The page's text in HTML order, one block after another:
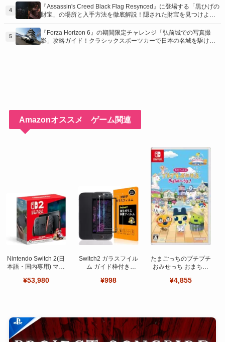
介！
4
『Assassin's Creed Black Flag Resynced』に登場する「黒ひげの
財宝」の場所と入手方法を徹底解説！隠された財宝を見つけよ
5
『Forza Horizon 6』の期間限定チャレンジ「弘前城での写真撮
影」攻略ガイド！クラシックスポーツカーで日本の名城を駆け巡
Amazonオススメ ゲーム関連
Nintendo Switch 2(日
本語・国内専用) マリ
ット
¥53,980
Switch2 ガラスフイル
ム ガイド枠付き
ット 日本旭硝子製-高
¥998
たまごっちのプチプチ
おみせっち おまちど
¥4,855